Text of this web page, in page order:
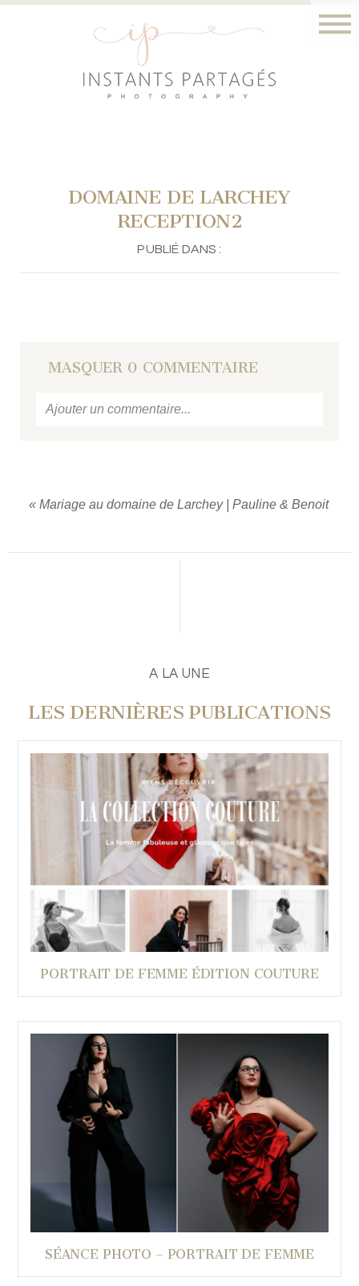
DOMAINE DE LARCHEY
RECEPTION2
PUBLIÉ DANS :
MASQUER 0 COMMENTAIRE
Ajouter un commentaire...
PUBLIER UN COMMENTAIRE
« Mariage au domaine de Larchey | Pauline & Benoit
A LA UNE
LES DERNIÈRES PUBLICATIONS
PORTRAIT DE FEMME ÉDITION COUTURE
SÉANCE PHOTO – PORTRAIT DE FEMME